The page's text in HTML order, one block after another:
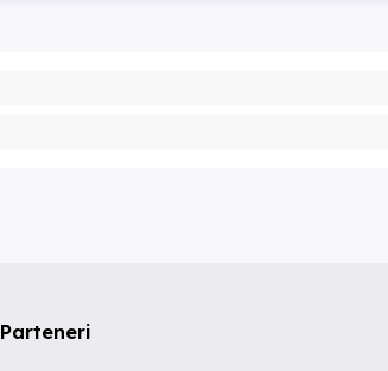
Parteneri